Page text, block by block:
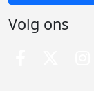
Volg ons